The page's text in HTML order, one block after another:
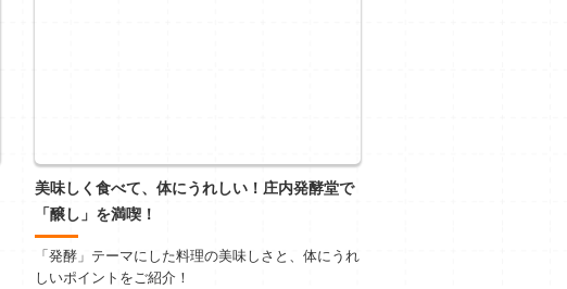
美味しく食べて、体にうれしい！庄内発酵堂で
「醸し」を満喫！
「発酵」テーマにした料理の美味しさと、体にうれ
しいポイントをご紹介！